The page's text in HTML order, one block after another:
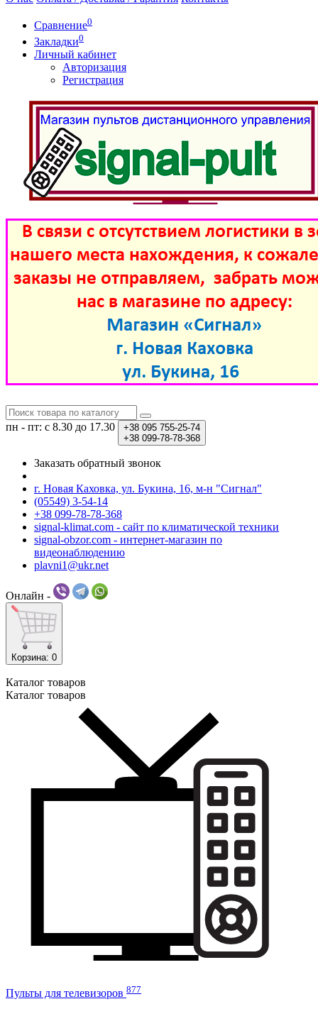
Сравнение0
Закладки0
Личный кабинет
Авторизация
Регистрация
пн - пт: с 8.30 до 17.30 +38 095 755-25-74
+38 099-78-78-368
Заказать обратный звонок
г. Новая Каховка, ул. Букина, 16, м-н "Сигнал"
(05549) 3-54-14
+38 099-78-78-368
signal-klimat.com - сайт по климатической техники
signal-obzor.com - интернет-магазин по
видеонаблюдению
plavni1@ukr.net
Онлайн -
Корзина: 0
Каталог товаров
Каталог товаров
Пульты для телевизоров 877